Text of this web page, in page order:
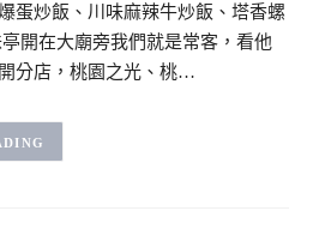
蛋炒飯、川味麻辣牛炒飯、塔香螺
開在大廟旁我們就是常客，看他
分店，桃園之光、桃…